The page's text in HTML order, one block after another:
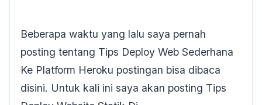
Beberapa waktu yang lalu saya pernah
posting tentang Tips Deploy Web Sederhana
Ke Platform Heroku postingan bisa dibaca
disini. Untuk kali ini saya akan posting Tips